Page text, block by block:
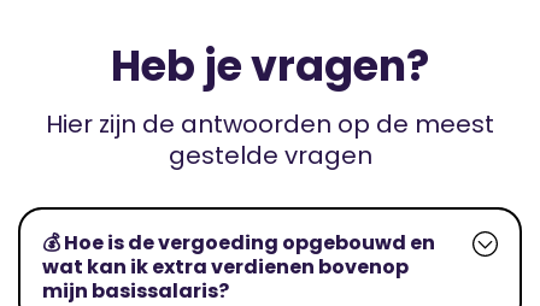
Heb je vragen?
Hier zijn de antwoorden op de meest
gestelde vragen
💰 Hoe is de vergoeding opgebouwd en
wat kan ik extra verdienen bovenop
mijn basissalaris?